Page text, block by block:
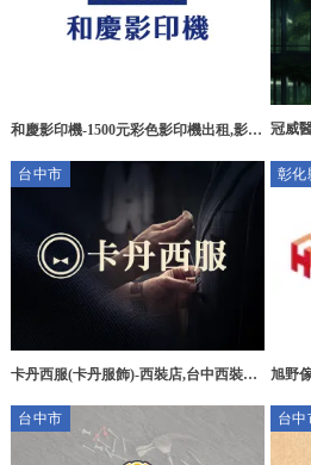
和慶影印機-1500元彩色影印機出租,影印 冠威
台中市
卡丹西服(卡丹服飾)-西裝店,台中西裝店,
做,台中手工西裝訂做,台中做西裝
彰化
旭野
台中市
台中